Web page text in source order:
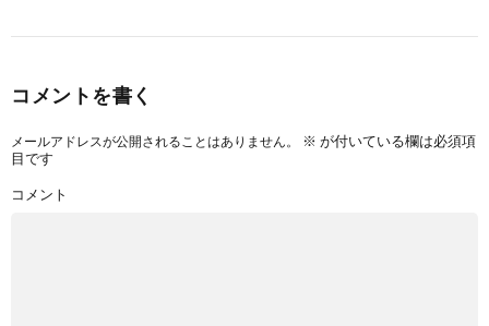
コメントを書く
メールアドレスが公開されることはありません。 ※ が付いている欄は必須項
目です
コメント